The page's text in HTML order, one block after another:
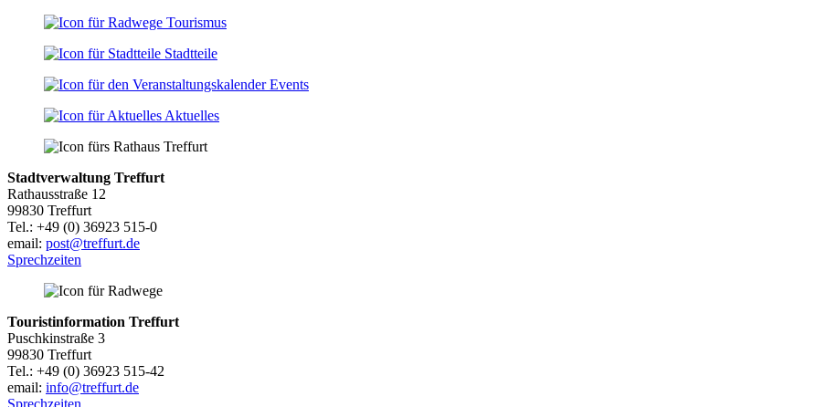
Tourismus
Stadtteile
Events
Aktuelles
Stadtverwaltung Treffurt
Rathausstraße 12
99830 Treffurt
Tel.: +49 (0) 36923 515-0
email: post@treffurt.de
Sprechzeiten
Touristinformation Treffurt
Puschkinstraße 3
99830 Treffurt
Tel.: +49 (0) 36923 515-42
email: info@treffurt.de
Sprechzeiten